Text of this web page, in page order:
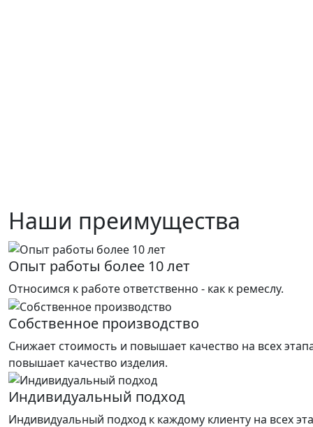
Наши преимущества
Опыт работы более 10 лет
Относимся к работе ответственно - как к ремеслу.
Собственное производство
Снижает стоимость и повышает качество на всех
повышает качество изделия.
Индивидуальный подход
Индивидуальный подход к каждому клиенту на всех